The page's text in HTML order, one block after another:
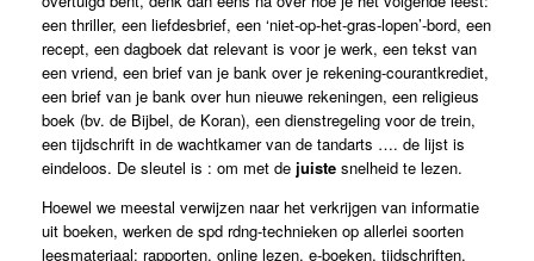
een thriller, een liefdesbrief, een ‘niet-op-het-gras-lopen’-bord, een
recept, een dagboek dat relevant is voor je werk, een tekst van
een vriend, een brief van je bank over je rekening-courantkrediet,
een brief van je bank over hun nieuwe rekeningen, een religieus
boek (bv. de Bijbel, de Koran), een dienstregeling voor de trein,
een tijdschrift in de wachtkamer van de tandarts …. de lijst is
eindeloos. De sleutel is : om met de juiste snelheid te lezen.
Hoewel we meestal verwijzen naar het verkrijgen van informatie
uit boeken, werken de spd rdng-technieken op allerlei soorten
leesmateriaal: rapporten, online lezen, e-boeken, tijdschriften,